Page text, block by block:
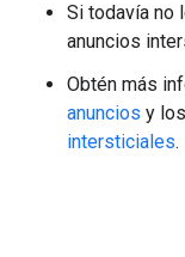
Si todavía no
anuncios
Obtén más
anuncios y los
intersticiales.